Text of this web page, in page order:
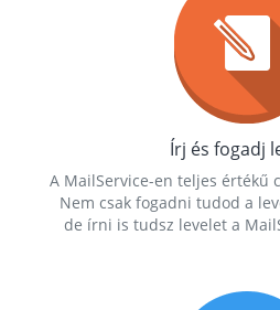
Írj és fogadj
A MailService-en teljes értékű
Nem csak fogadni tudod a
de írni is tudsz levelet a